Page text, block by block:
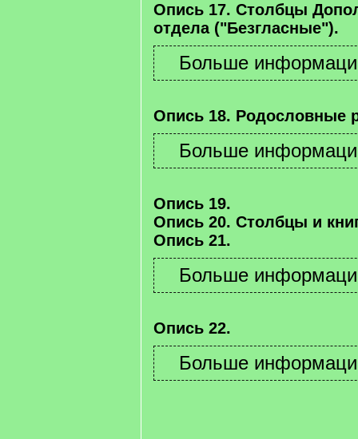
Опись 17. Столбцы
отдела ("Безгласные").
Опись 18. Родословные
Опись 19.
Опись 20. Столбцы и
Опись 21.
Опись 22.